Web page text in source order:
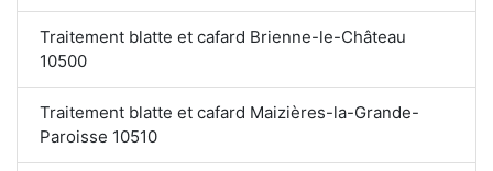
Traitement blatte et cafard Brienne-le-Château
10500
Traitement blatte et cafard Maizières-la-Grande-
Paroisse 10510